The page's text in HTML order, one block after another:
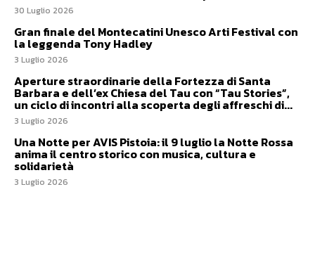
30 Luglio 2026
Gran finale del Montecatini Unesco Arti Festival con
la leggenda Tony Hadley
3 Luglio 2026
Aperture straordinarie della Fortezza di Santa
Barbara e dell’ex Chiesa del Tau con “Tau Stories”,
un ciclo di incontri alla scoperta degli affreschi di...
3 Luglio 2026
Una Notte per AVIS Pistoia: il 9 luglio la Notte Rossa
anima il centro storico con musica, cultura e
solidarietà
3 Luglio 2026